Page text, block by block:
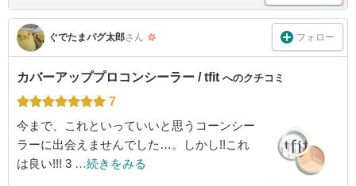
ぐでたまパグ太郎さん フォロー
カバーアッププロコンシーラー / tfit へのクチコミ
7
今まで、これといっていいと思うコーンシー
ラーに出会えませんでした…。しかし!!これ
は良い!!! 3 …続きをみる